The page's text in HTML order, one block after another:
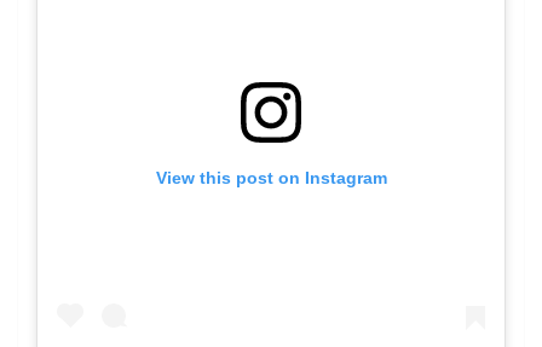
View this post on Instagram